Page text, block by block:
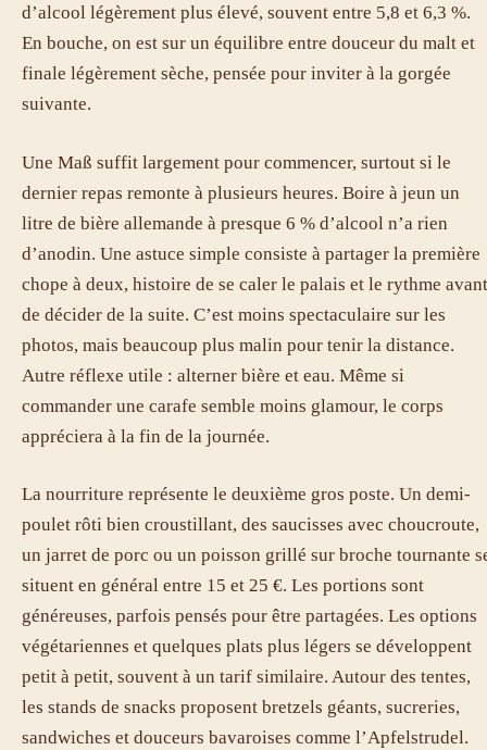
d’alcool légèrement plus élevé, souvent entre 5,8 et 6,3 %.
En bouche, on est sur un équilibre entre douceur du malt et
finale légèrement sèche, pensée pour inviter à la gorgée
suivante.
Une Maß suffit largement pour commencer, surtout si le
dernier repas remonte à plusieurs heures. Boire à jeun un
litre de bière allemande à presque 6 % d’alcool n’a rien
d’anodin. Une astuce simple consiste à partager la première
chope à deux, histoire de se caler le palais et le rythme avant
de décider de la suite. C’est moins spectaculaire sur les
photos, mais beaucoup plus malin pour tenir la distance.
Autre réflexe utile : alterner bière et eau. Même si
commander une carafe semble moins glamour, le corps
appréciera à la fin de la journée.
La nourriture représente le deuxième gros poste. Un demi-
poulet rôti bien croustillant, des saucisses avec choucroute,
un jarret de porc ou un poisson grillé sur broche tournante
situent en général entre 15 et 25 €. Les portions sont
généreuses, parfois pensés pour être partagées. Les options
végétariennes et quelques plats plus légers se développent
petit à petit, souvent à un tarif similaire. Autour des tentes,
les stands de snacks proposent bretzels géants, sucreries,
sandwiches et douceurs bavaroises comme l’Apfelstrudel.